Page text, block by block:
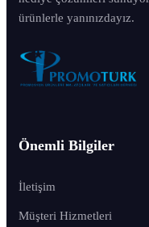
ürünlerle yanınızdayız.
Önemli Bilgiler
İletişim
Müşteri Hizmetleri